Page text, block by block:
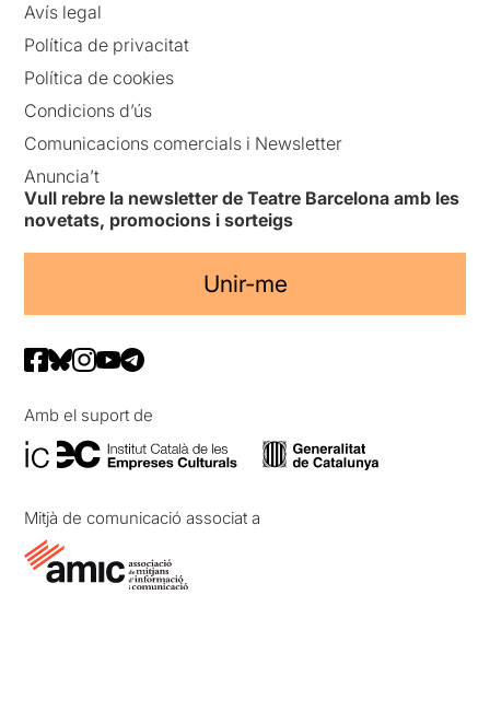
Avís legal
Política de privacitat
Política de cookies
Condicions d’ús
Comunicacions comercials i Newsletter
Anuncia’t
Vull rebre la newsletter de Teatre Barcelona amb les
novetats, promocions i sorteigs
Unir-me
Amb el suport de
Mitjà de comunicació associat a